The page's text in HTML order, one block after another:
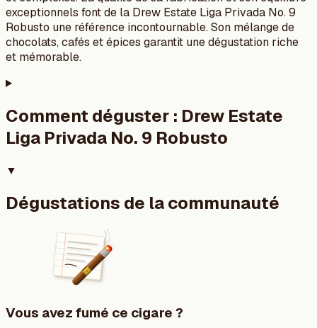
exceptionnels font de la Drew Estate Liga Privada No. 9
Robusto une référence incontournable. Son mélange de
chocolats, cafés et épices garantit une dégustation riche
et mémorable.
Comment déguster : Drew Estate
Liga Privada No. 9 Robusto
▼
Dégustations de la communauté
Vous avez fumé ce cigare ?